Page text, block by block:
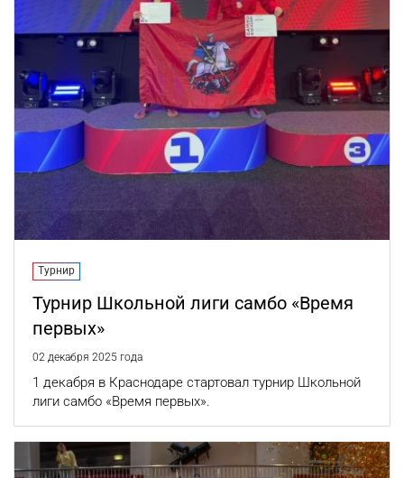
Турнир
Турнир Школьной лиги самбо «Время
первых»
02 декабря 2025 года
1 декабря в Краснодаре стартовал турнир Школьной
лиги самбо «Время первых».